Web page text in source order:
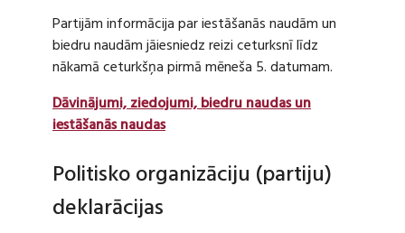
Partijām informācija par iestāšanās naudām un
biedru naudām jāiesniedz reizi ceturksnī līdz
nākamā ceturkšņa pirmā mēneša 5. datumam.
Dāvinājumi, ziedojumi, biedru naudas un
iestāšanās naudas
Politisko organizāciju (partiju)
deklarācijas